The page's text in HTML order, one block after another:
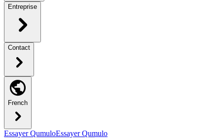
Entreprise
Contact
French
Essayer QumuloEssayer Qumulo